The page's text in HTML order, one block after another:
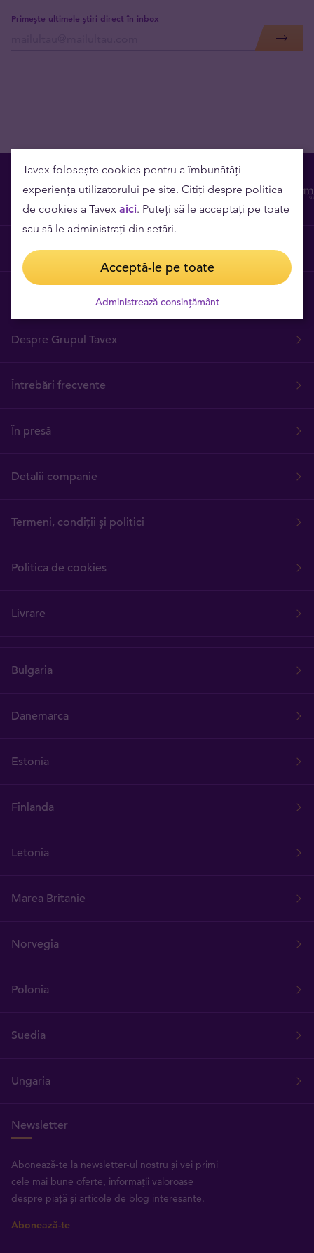
Primește ultimele știri direct în inbox
Contact
Despre Grupul Tavex
Întrebări frecvente
În presă
Detalii companie
Termeni, condiții și politici
Politica de cookies
Livrare
Bulgaria
Danemarca
Estonia
Finlanda
Letonia
Marea Britanie
Norvegia
Polonia
Suedia
Ungaria
Newsletter
Abonează-te la newsletter-ul nostru și vei primi
cele mai bune oferte, informații valoroase
despre piață și articole de blog interesante.
Abonează-te
Tavex folosește cookies pentru a îmbunătăți
experiența utilizatorului pe site. Citiți despre politica
de cookies a Tavex aici. Puteți să le acceptați pe toate
sau să le administrați din setări.
Acceptă-le pe toate
Administrează consințământ